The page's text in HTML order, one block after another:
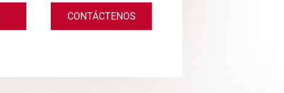
CONTÁCTENOS